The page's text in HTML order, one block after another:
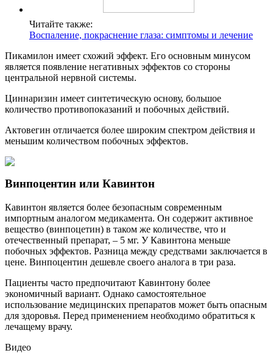
Читайте также:
Воспаление, покраснение глаза: симптомы и лечение
Пикамилон имеет схожий эффект. Его основным минусом
является появление негативных эффектов со стороны
центральной нервной системы.
Циннаризин имеет синтетическую основу, большое
количество противопоказаний и побочных действий.
Актовегин отличается более широким спектром действия и
меньшим количеством побочных эффектов.
Винпоцентин или Кавинтон
Кавинтон является более безопасным современным
импортным аналогом медикамента. Он содержит активное
вещество (винпоцетин) в таком же количестве, что и
отечественный препарат, – 5 мг. У Кавинтона меньше
побочных эффектов. Разница между средствами заключается в
цене. Винпоцентин дешевле своего аналога в три раза.
Пациенты часто предпочитают Кавинтону более
экономичный вариант. Однако самостоятельное
использование медицинских препаратов может быть опасным
для здоровья. Перед применением необходимо обратиться к
лечащему врачу.
Видео